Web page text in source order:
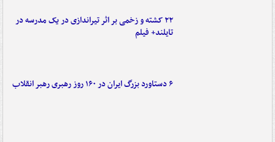
۲۲ کشته و زخمی بر اثر تیراندازی در یک مدرسه در
تایلند+ فیلم
۶ دستاورد بزرگ ایران در ۱۶۰ روز رهبری رهبر انقلاب